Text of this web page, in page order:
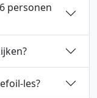
personen
les?